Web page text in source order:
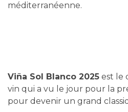
méditerranéenne.
Viña Sol Blanco 2025 est le
vin qui a vu le jour pour la
pour devenir un grand